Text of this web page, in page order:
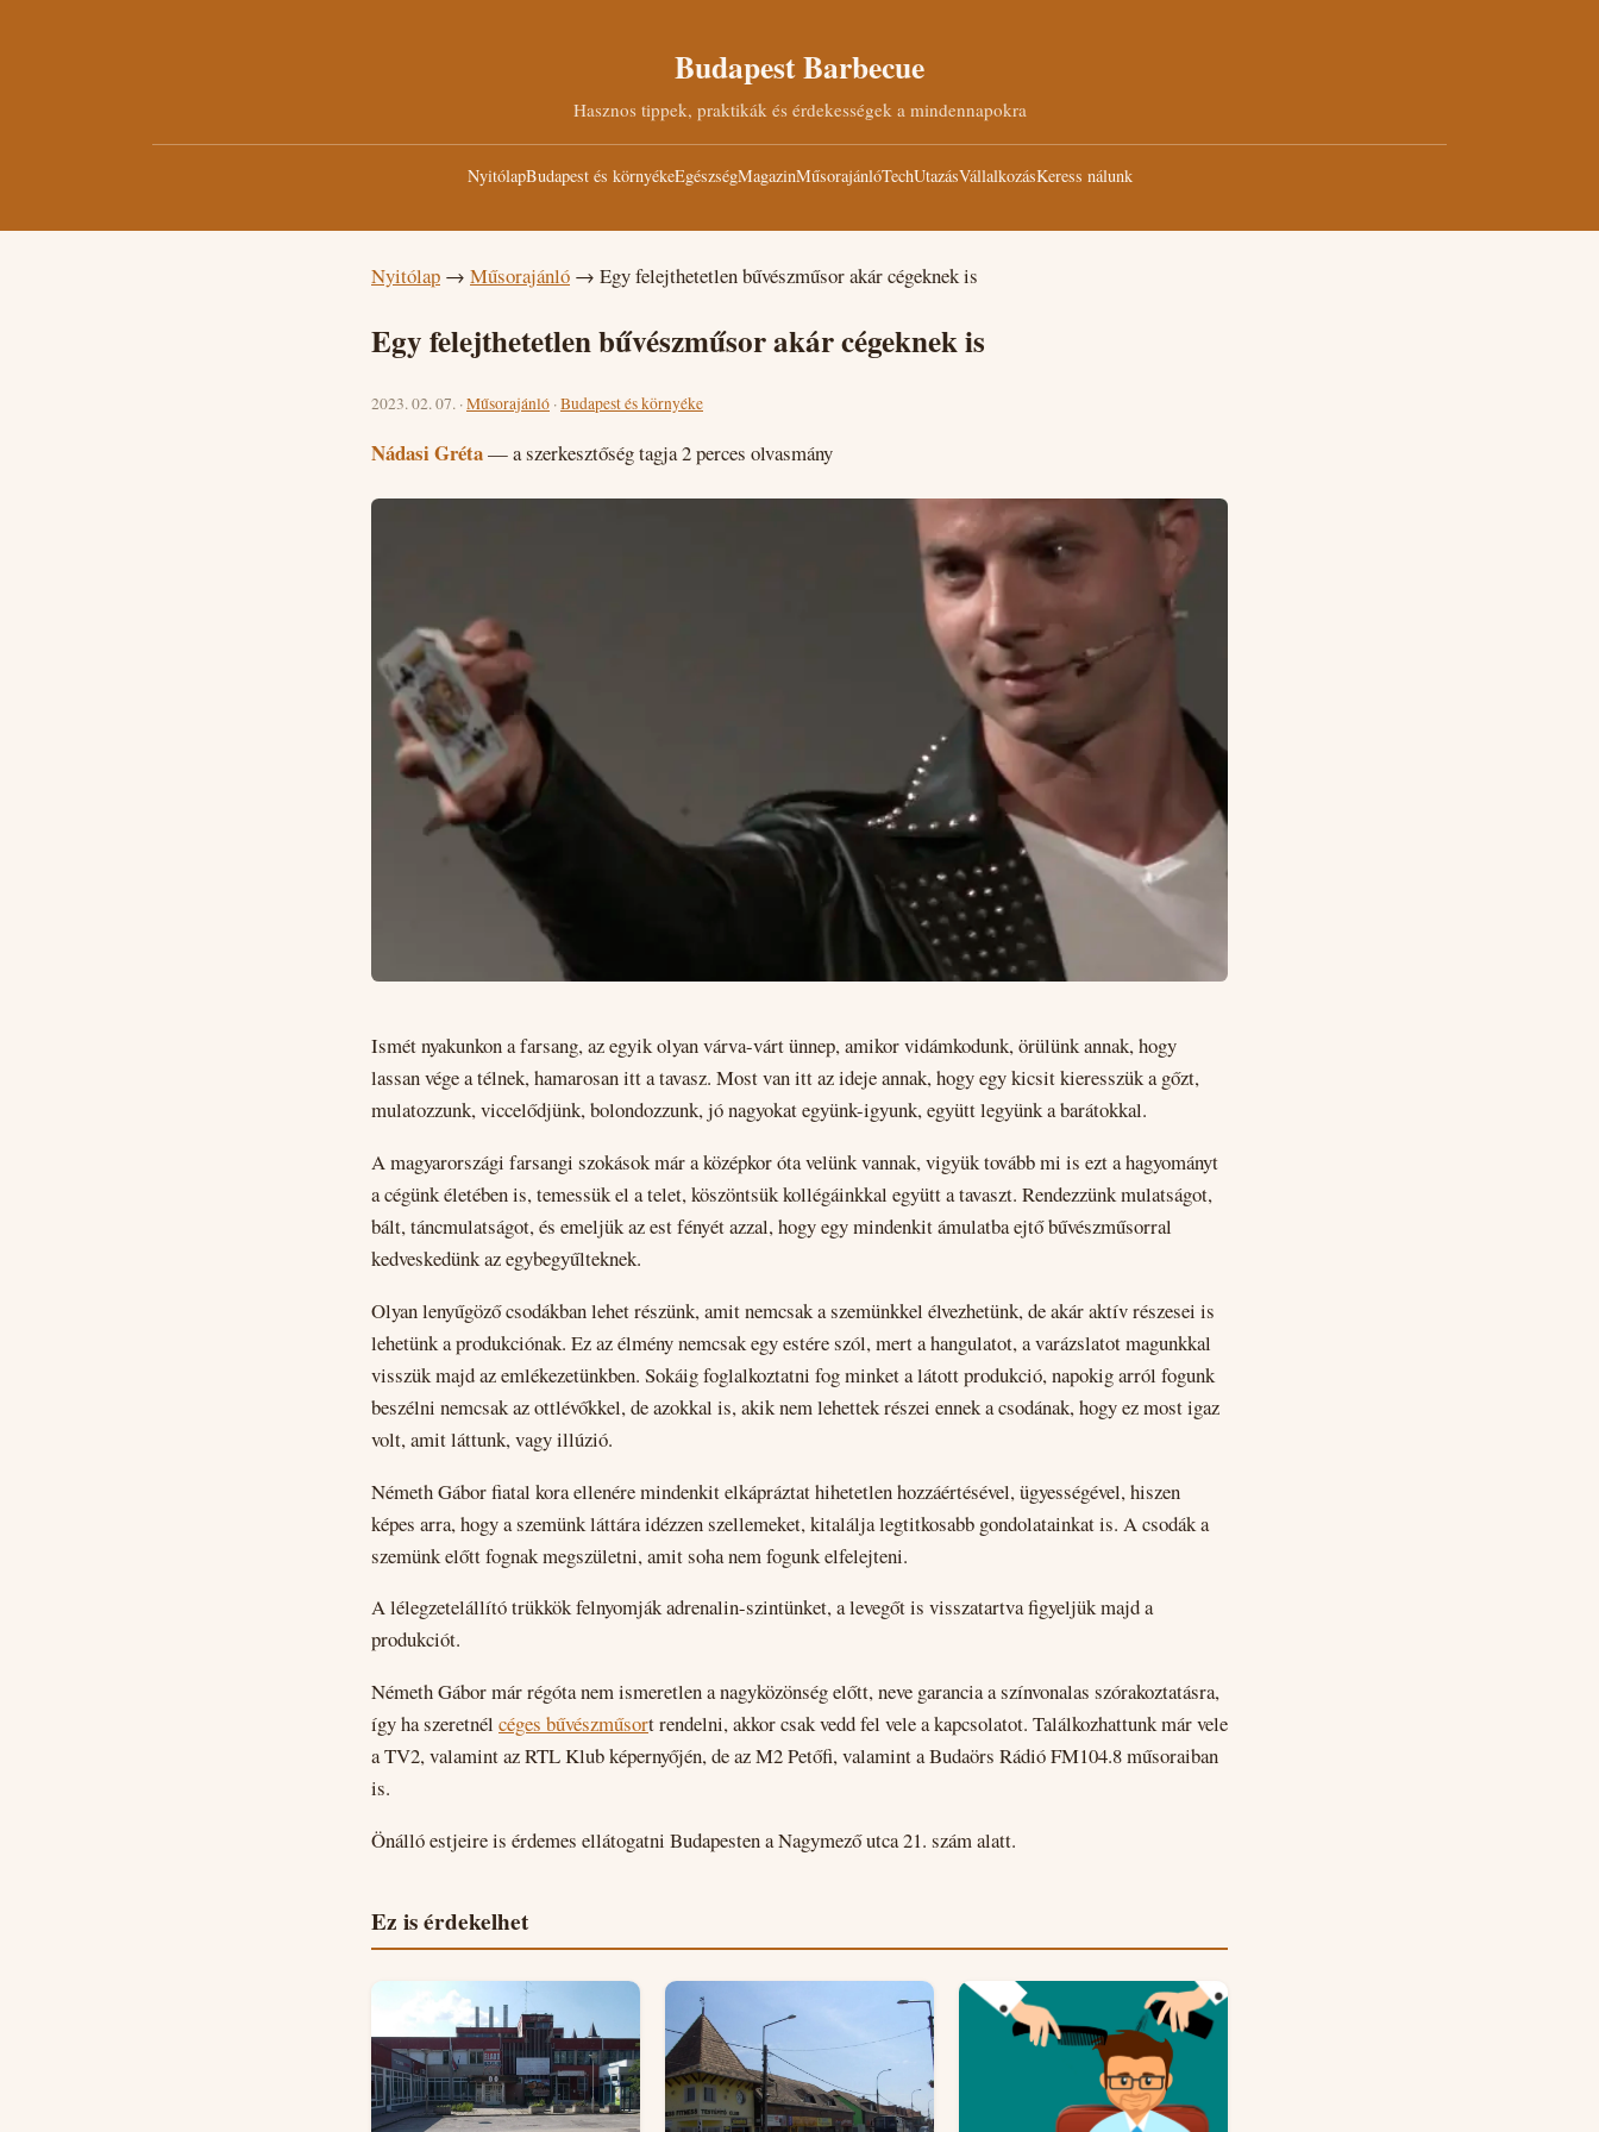
Budapest Barbecue
Hasznos tippek, praktikák és érdekességek a mindennapokra
NyitólapBudapest és környékeEgészségMagazinMűsorajánlóTechUtazásVállalkozásKeress nálunk
Nyitólap → Műsorajánló → Egy felejthetetlen bűvészműsor akár cégeknek is
Egy felejthetetlen bűvészműsor akár cégeknek is
2023. 02. 07. ·Műsorajánló ·Budapest és környéke
Nádasi Gréta— a szerkesztőség tagja2 perces olvasmány
Ismét nyakunkon a farsang, az egyik olyan várva-várt ünnep, amikor vidámkodunk, örülünk annak, hogy
lassan vége a télnek, hamarosan itt a tavasz. Most van itt az ideje annak, hogy egy kicsit kieresszük a gőzt,
mulatozzunk, viccelődjünk, bolondozzunk, jó nagyokat együnk-igyunk, együtt legyünk a barátokkal.
A magyarországi farsangi szokások már a középkor óta velünk vannak, vigyük tovább mi is ezt a hagyományt
a cégünk életében is, temessük el a telet, köszöntsük kollégáinkkal együtt a tavaszt. Rendezzünk mulatságot,
bált, táncmulatságot, és emeljük az est fényét azzal, hogy egy mindenkit ámulatba ejtő bűvészműsorral
kedveskedünk az egybegyűlteknek.
Olyan lenyűgöző csodákban lehet részünk, amit nemcsak a szemünkkel élvezhetünk, de akár aktív részesei is
lehetünk a produkciónak. Ez az élmény nemcsak egy estére szól, mert a hangulatot, a varázslatot magunkkal
visszük majd az emlékezetünkben. Sokáig foglalkoztatni fog minket a látott produkció, napokig arról fogunk
beszélni nemcsak az ottlévőkkel, de azokkal is, akik nem lehettek részei ennek a csodának, hogy ez most igaz
volt, amit láttunk, vagy illúzió.
Németh Gábor fiatal kora ellenére mindenkit elkápráztat hihetetlen hozzáértésével, ügyességével, hiszen
képes arra, hogy a szemünk láttára idézzen szellemeket, kitalálja legtitkosabb gondolatainkat is. A csodák a
szemünk előtt fognak megszületni, amit soha nem fogunk elfelejteni.
A lélegzetelállító trükkök felnyomják adrenalin-szintünket, a levegőt is visszatartva figyeljük majd a
produkciót.
Németh Gábor már régóta nem ismeretlen a nagyközönség előtt, neve garancia a színvonalas szórakoztatásra,
így ha szeretnél céges bűvészműsort rendelni, akkor csak vedd fel vele a kapcsolatot. Találkozhattunk már vele
a TV2, valamint az RTL Klub képernyőjén, de az M2 Petőfi, valamint a Budaörs Rádió FM104.8 műsoraiban
is.
Önálló estjeire is érdemes ellátogatni Budapesten a Nagymező utca 21. szám alatt.
Ez is érdekelhet